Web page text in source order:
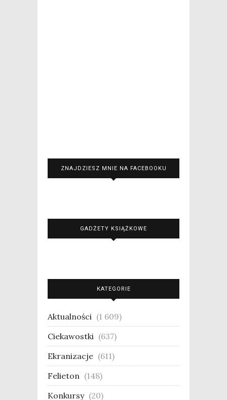
ZNAJDZIESZ MNIE NA FACEBOOKU
GADŻETY KSIĄŻKOWE
KATEGORIE
Aktualności (1 609)
Ciekawostki (637)
Ekranizacje (611)
Felieton (148)
Konkursy (20)